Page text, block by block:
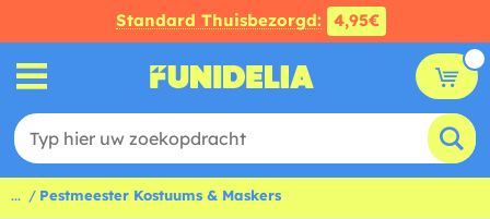
Standard Thuisbezorgd: 4,95€
... Pestmeester Kostuums & Maskers